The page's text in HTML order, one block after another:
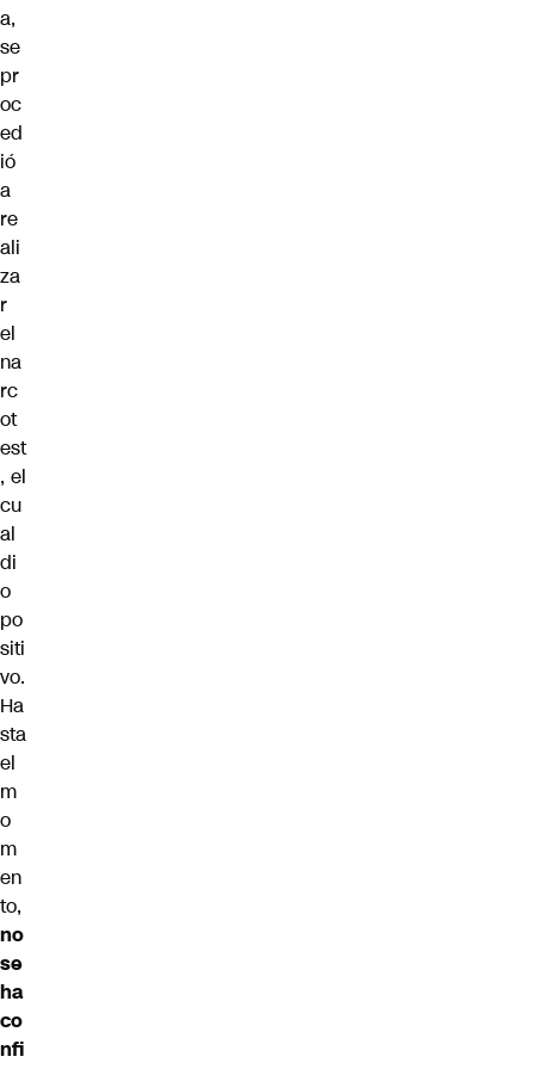
a,
se
pr
oc
ed
ió
a
re
ali
za
r
el
na
rc
ot
est
, el
cu
al
di
o
po
siti
vo.
Ha
sta
el
m
o
m
en
to,
no
se
ha
co
nfi